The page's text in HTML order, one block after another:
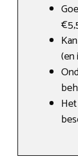
(en